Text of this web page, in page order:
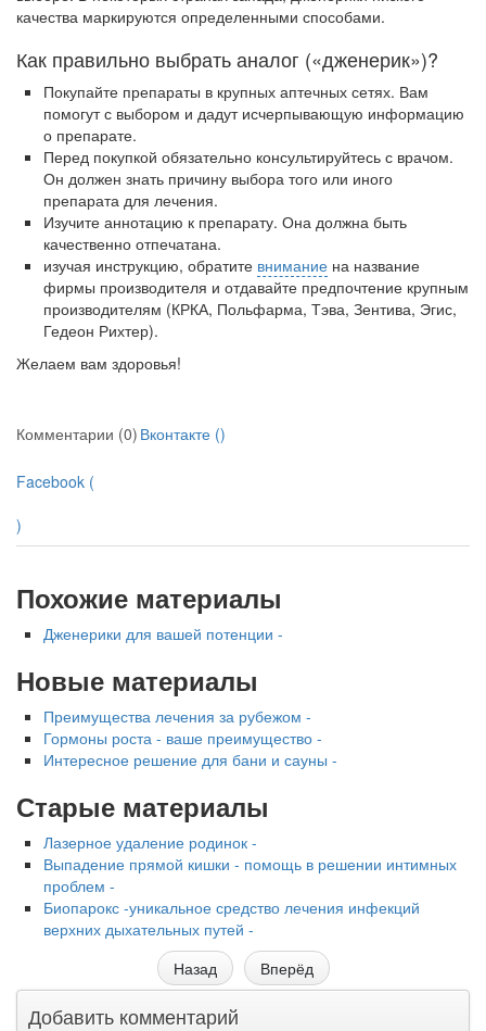
качества маркируются определенными способами.
Как правильно выбрать аналог («дженерик»)?
Покупайте препараты в крупных аптечных сетях. Вам
помогут с выбором и дадут исчерпывающую информацию
о препарате.
Перед покупкой обязательно консультируйтесь с врачом.
Он должен знать причину выбора того или иного
препарата для лечения.
Изучите аннотацию к препарату. Она должна быть
качественно отпечатана.
изучая инструкцию, обратите внимание на название
фирмы производителя и отдавайте предпочтение крупным
производителям (КРКА, Польфарма, Тэва, Зентива, Эгис,
Гедеон Рихтер).
Желаем вам здоровья!
Комментарии (0) Вконтакте ()
Facebook (
)
Похожие материалы
Дженерики для вашей потенции -
Новые материалы
Преимущества лечения за рубежом -
Гормоны роста - ваше преимущество -
Интересное решение для бани и сауны -
Старые материалы
Лазерное удаление родинок -
Выпадение прямой кишки - помощь в решении интимных
проблем -
Биопарокс -уникальное средство лечения инфекций
верхних дыхательных путей -
Назад
Вперёд
Добавить комментарий